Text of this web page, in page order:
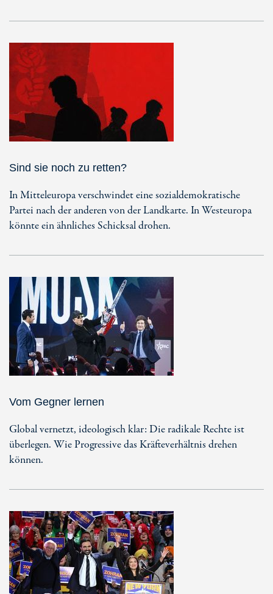
Sind sie noch zu retten?
In Mitteleuropa verschwindet eine sozialdemokratische
Partei nach der anderen von der Landkarte. In Westeuropa
könnte ein ähnliches Schicksal drohen.
Vom Gegner lernen
Global vernetzt, ideologisch klar: Die radikale Rechte ist
überlegen. Wie Progressive das Kräfteverhältnis drehen
können.